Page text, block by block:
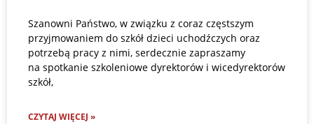
Szanowni Państwo, w związku z coraz częstszym
przyjmowaniem do szkół dzieci uchodźczych oraz
potrzebą pracy z nimi, serdecznie zapraszamy
na spotkanie szkoleniowe dyrektorów i wicedyrektorów
szkół,
CZYTAJ WIĘCEJ »